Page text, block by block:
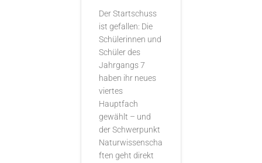
Der Startschuss
ist gefallen: Die
Schülerinnen und
Schüler des
Jahrgangs 7
haben ihr neues
viertes
Hauptfach
gewählt – und
der Schwerpunkt
Naturwissenscha
ften geht direkt